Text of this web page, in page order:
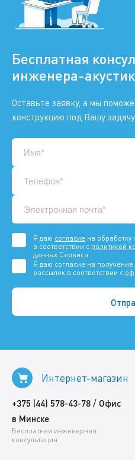
Бесплатная
инженера-
Оставьте заявку, а мы
конструкцию под Вашу задачу.
Я даю согласие на обработку
в соответствии с политикой
данных Сервиса.
Я даю согласие на
рассылок в соответствии с
Интернет-магазин
+375 (44) 578-43-78 / Офис
в Минске
Бесплатная инженерная
консультация